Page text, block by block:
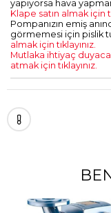
yapıyorsa hava
Klape satın almak için
Pompanızın emiş
görmemesi için pislik
almak için tıklayınız.
Mutlaka ihtiyaç
atmak için tıklayınız.